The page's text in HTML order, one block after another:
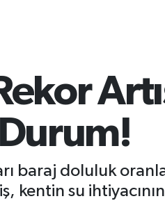
baraj doluluk
kentin su